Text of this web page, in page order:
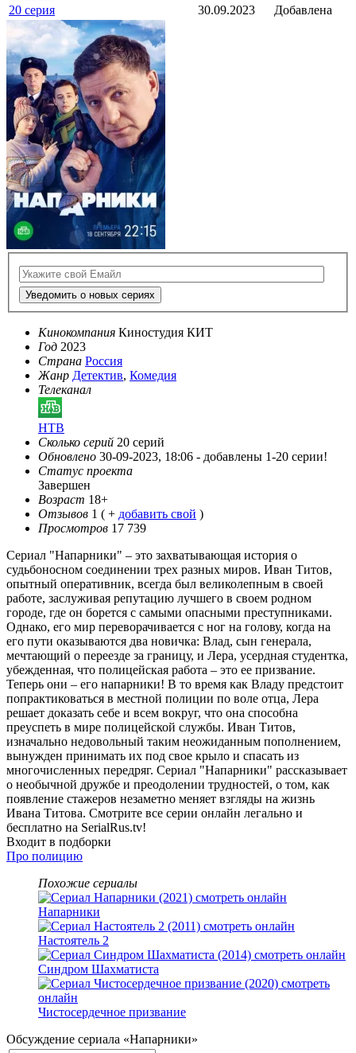
20 серия
30.09.2023 Добавлена
Уведомить о новых сериях
Кинокомпания Киностудия КИТ
Год 2023
Страна Россия
Жанр Детектив, Комедия
Телеканал
НТВ
Сколько серий 20 серий
Обновлено 30-09-2023, 18:06 - добавлены 1-20 серии!
Статус проекта
Завершен
Возраст 18+
Отзывов 1 ( + добавить свой )
Просмотров 17 739
Сериал "Напарники" – это захватывающая история о
судьбоносном соединении трех разных миров. Иван Титов,
опытный оперативник, всегда был великолепным в своей
работе, заслуживая репутацию лучшего в своем родном
городе, где он борется с самыми опасными преступниками.
Однако, его мир переворачивается с ног на голову, когда на
его пути оказываются два новичка: Влад, сын генерала,
мечтающий о переезде за границу, и Лера, усердная студентка,
убежденная, что полицейская работа – это ее призвание.
Теперь они – его напарники! В то время как Владу предстоит
попрактиковаться в местной полиции по воле отца, Лера
решает доказать себе и всем вокруг, что она способна
преуспеть в мире полицейской службы. Иван Титов,
изначально недовольный таким неожиданным пополнением,
вынужден принимать их под свое крыло и спасать из
многочисленных передряг. Сериал "Напарники" рассказывает
о необычной дружбе и преодолении трудностей, о том, как
появление стажеров незаметно меняет взгляды на жизнь
Ивана Титова. Смотрите все серии онлайн легально и
бесплатно на SerialRus.tv!
Входит в подборки
Про полицию
Похожие сериалы
Напарники
Настоятель 2
Синдром Шахматиста
Чистосердечное призвание
Обсуждение сериала «Напарники»